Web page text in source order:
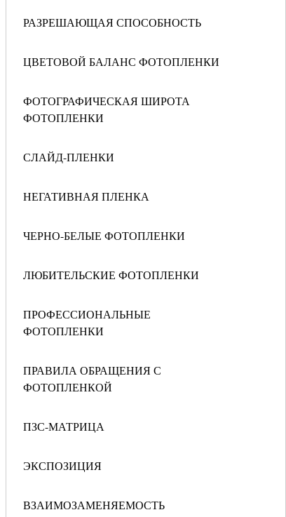
РАЗРЕШАЮЩАЯ СПОСОБНОСТЬ
ЦВЕТОВОЙ БАЛАНС ФОТОПЛЕНКИ
ФОТОГРАФИЧЕСКАЯ ШИРОТА
ФОТОПЛЕНКИ
СЛАЙД-ПЛЕНКИ
НЕГАТИВНАЯ ПЛЕНКА
ЧЕРНО-БЕЛЫЕ ФОТОПЛЕНКИ
ЛЮБИТЕЛЬСКИЕ ФОТОПЛЕНКИ
ПРОФЕССИОНАЛЬНЫЕ
ФОТОПЛЕНКИ
ПРАВИЛА ОБРАЩЕНИЯ С
ФОТОПЛЕНКОЙ
ПЗС-МАТРИЦА
ЭКСПОЗИЦИЯ
ВЗАИМОЗАМЕНЯЕМОСТЬ